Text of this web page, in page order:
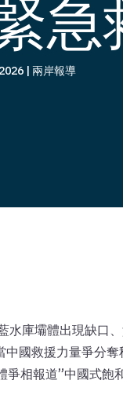
急
兩岸報導
庫壩體出現缺口
國救援力量爭分
相報道”中國式